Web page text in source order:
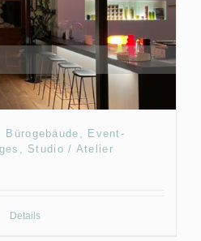
Bürogebäude, Event-
Studio / Atelier
Details